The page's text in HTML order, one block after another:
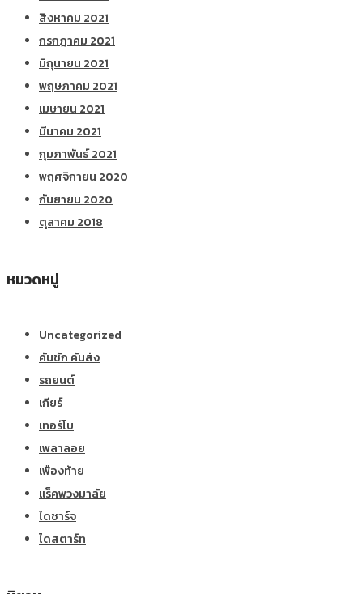
สิงหาคม 2021
กรกฎาคม 2021
มิถุนายน 2021
พฤษภาคม 2021
เมษายน 2021
มีนาคม 2021
กุมภาพันธ์ 2021
พฤศจิกายน 2020
กันยายน 2020
ตุลาคม 2018
หมวดหมู่
Uncategorized
คันชัก คันส่ง
รถยนต์
เกียร์
เทอร์โบ
เพลาลอย
เฟืองท้าย
แร็คพวงมาลัย
ไดชาร์จ
ไดสตาร์ท